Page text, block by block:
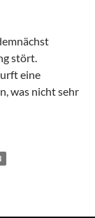
stört.
eine
was nicht sehr